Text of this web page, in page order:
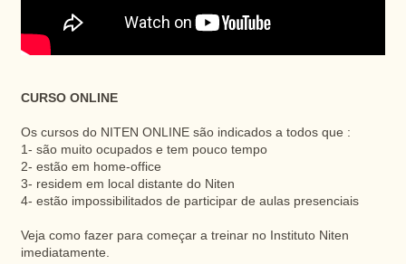
CURSO ONLINE
Os cursos do NITEN ONLINE são indicados a todos que :
1- são muito ocupados e tem pouco tempo
2- estão em home-office
3- residem em local distante do Niten
4- estão impossibilitados de participar de aulas presenciais
Veja como fazer para começar a treinar no Instituto Niten
imediatamente.